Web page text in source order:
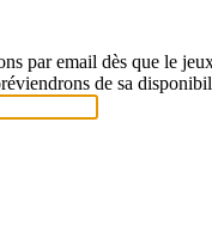
par email dès que le
de sa